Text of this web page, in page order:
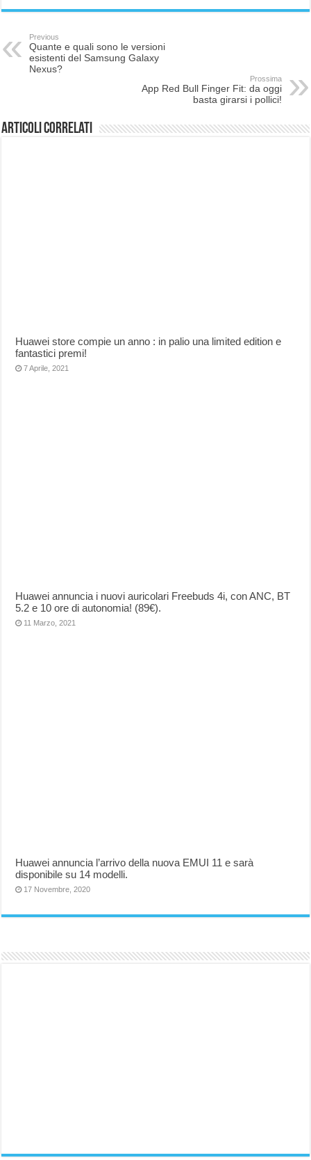
Previous
Quante e quali sono le versioni
esistenti del Samsung Galaxy
Nexus?
Prossima
App Red Bull Finger Fit: da oggi
basta girarsi i pollici!
Articoli correlati
Huawei store compie un anno : in palio una limited edition e
fantastici premi!
7 Aprile, 2021
Huawei annuncia i nuovi auricolari Freebuds 4i, con ANC, BT
5.2 e 10 ore di autonomia! (89€).
11 Marzo, 2021
Huawei annuncia l’arrivo della nuova EMUI 11 e sarà
disponibile su 14 modelli.
17 Novembre, 2020